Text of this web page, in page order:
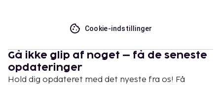
Cookie-indstillinger
Gå ikke glip af noget – få de seneste
opdateringer
Hold dig opdateret med det nyeste fra os! Få